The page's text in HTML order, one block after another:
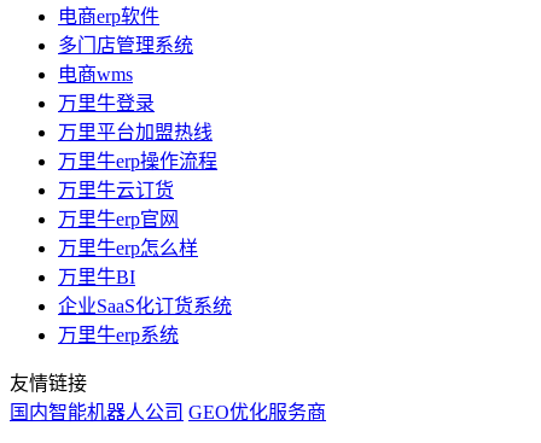
电商erp软件
多门店管理系统
电商wms
万里牛登录
万里平台加盟热线
万里牛erp操作流程
万里牛云订货
万里牛erp官网
万里牛erp怎么样
万里牛BI
企业SaaS化订货系统
万里牛erp系统
友情链接
国内智能机器人公司 GEO优化服务商